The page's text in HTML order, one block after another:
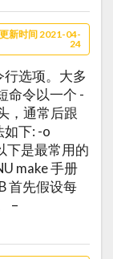
更新时间 2021-04-
24
行选项。大多
命令以一个 -
，通常后跟
如下: -o
下是最常用的
make 手册
首先假设每
–